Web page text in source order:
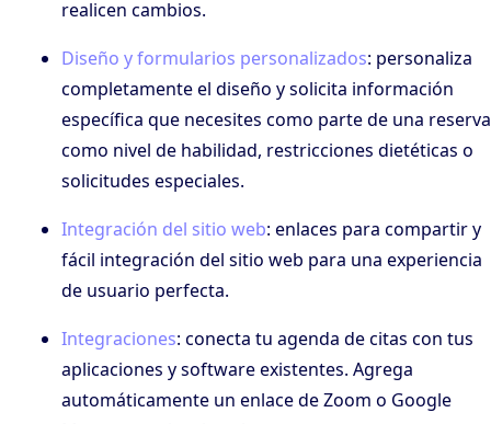
realicen cambios.
Diseño y formularios personalizados: personaliza
completamente el diseño y solicita información
específica que necesites como parte de una
como nivel de habilidad, restricciones dietéticas o
solicitudes especiales.
Integración del sitio web: enlaces para compartir y
fácil integración del sitio web para una experiencia
de usuario perfecta.
Integraciones: conecta tu agenda de citas con tus
aplicaciones y software existentes. Agrega
automáticamente un enlace de Zoom o Google